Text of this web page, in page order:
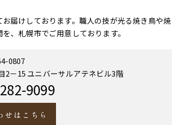
届けしております。職人の技が光る焼き鳥や
、札幌市でご用意しております。
0807
2－15 ユニバーサルアテネビル3階
9099
せはこちら